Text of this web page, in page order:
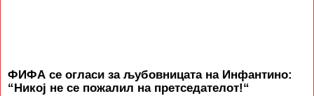
ФИФА се огласи за љубовницата на Инфантино:
“Никој не се пожалил на претседателот!“